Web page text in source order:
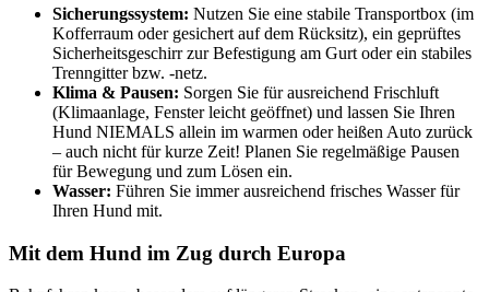
Sicherungssystem: Nutzen Sie eine stabile Transportbox (im
Kofferraum oder gesichert auf dem Rücksitz), ein geprüftes
Sicherheitsgeschirr zur Befestigung am Gurt oder ein stabiles
Trenngitter bzw. -netz.
Klima & Pausen: Sorgen Sie für ausreichend Frischluft
(Klimaanlage, Fenster leicht geöffnet) und lassen Sie Ihren
Hund NIEMALS allein im warmen oder heißen Auto zurück
– auch nicht für kurze Zeit! Planen Sie regelmäßige Pausen
für Bewegung und zum Lösen ein.
Wasser: Führen Sie immer ausreichend frisches Wasser für
Ihren Hund mit.
Mit dem Hund im Zug durch Europa